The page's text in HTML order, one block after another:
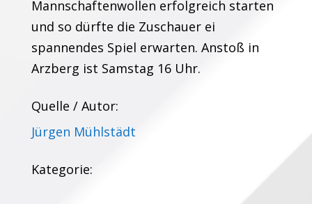
Mannschaftenwollen erfolgreich starten
und so dürfte die Zuschauer ei
spannendes Spiel erwarten. Anstoß in
Arzberg ist Samstag 16 Uhr.
Quelle / Autor:
Jürgen Mühlstädt
Kategorie: